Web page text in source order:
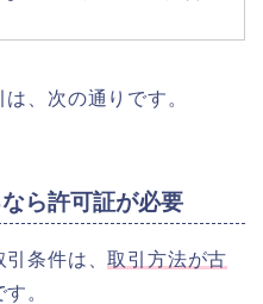
、次の通りです。
ら許可証が必要
引条件は、取引方法が古
す。